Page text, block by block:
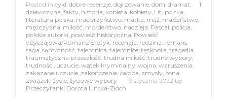
1
Posted in cykl, dobre recenzje, dojrzewanie, dom, dramat,
dziewczyna, fakty, historia, kobieta, kobiety, Lit. polska,
literatura polska, macierzyństwo, matka, mąż, małżeństwo,
mężczyzna, miłość, morderstwo, nadzieja, Pascal, policja,
polskie autorki, powieść historyczna, Powieść
obyczajowa/Romans/Erotyk, recenzja, rodzina, romans,
saga, samotność, tajemnica, tajemnice, tęsknota, tragedia,
traumatyczna przeszłość, trudna miłość, trudne wybory,
trudności, uczucie, wątek kryminalny, wojna, wzruszenia,
zakazane uczucie, zakończenie, żałoba, zmysły, żona,
związek, życie, życiowe wybory 9 stycznia 2022 by
Przeczytanki Dorota Lińska-Złoch